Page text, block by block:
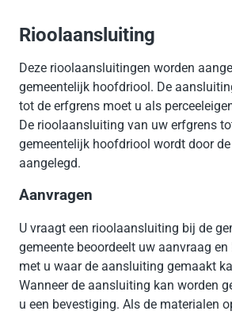
Rioolaansluiting
Deze rioolaansluitingen worden
gemeentelijk hoofdriool. De
tot de erfgrens moet u als
De rioolaansluiting van uw erfgrens
gemeentelijk hoofdriool wordt door
aangelegd.
Aanvragen
U vraagt een rioolaansluiting bij de
gemeente beoordeelt uw aanvraag
met u waar de aansluiting gemaakt
Wanneer de aansluiting kan worden
u een bevestiging. Als de materialen